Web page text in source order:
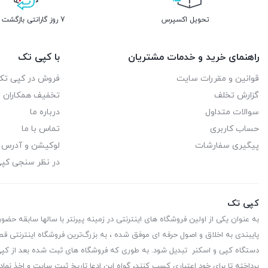
تحویل اکسپرس 7 روز گارانتی بازگشت وجه
راهنمای خرید و خدمات مشتریان
قوانین و مقررات سایت
گزارش تخلف
سوالات متداول
حساب کاربری
پیگیری سفارشات
با کپی تک
فروش در کپی
تخفیف همکاران
درباره ما
تماس با ما
لوکیشن و
در نظر سنجی
کپی تک
به عنوان یکی از اولین فروشگاه های اینترنتی در زمینه پیرنتر با سالها سابقه
پایبندی به اخلاق و اصول حرفه ای موفق شده ، به بزرگ‌ترین فروشگاه اینترنتی
دستگاه کپی و اسکنر تبدیل شود. به طوری که فروشگاه های ثبت شده بعد از